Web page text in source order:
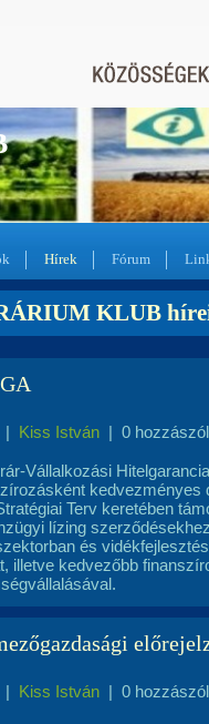
Hírek Fórum
KLUB
| Kiss István | 0
Vállalkozási
kedvezményes
Terv keretében
lízing
és
illetve kedvezőbb
| Kiss István | 0